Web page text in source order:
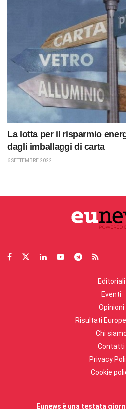
La lotta per il risparmio
dagli imballaggi di carta
6 SETTEMBRE 2022
Editoriali
Eventi
Opinioni
Risultati
Chi siamo
Contatti
Privacy
Cookie
Eunews è una testata